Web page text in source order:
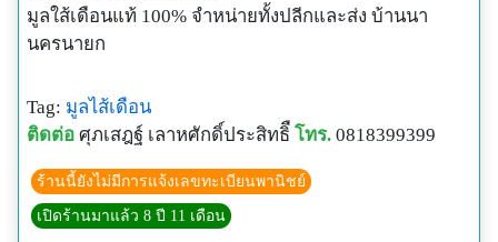
มูลใส้เดือนแท้ 100% จำหน่ายทั้งปลีกและส่ง บ้านนา
นครนายก
Tag: มูลไส้เดือน
ติดต่อ ศุภเสฎฐ์ เลาหศักดิ์ประสิทธิื โทร. 0818399399
ร้านนี้ยังไม่มีการแจ้งเลขทะเบียนพานิชย์
เปิดร้านมาแล้ว 8 ปี 11 เดือน